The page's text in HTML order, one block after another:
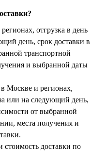
отгрузка в день
день, срок доставки в
транспортной
и выбранной даты
Москве и регионах,
или на следующий день,
от выбранной
места получения и
стоимость доставки по